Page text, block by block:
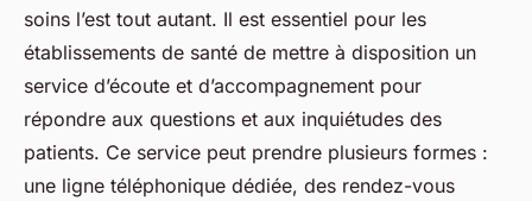
soins l’est tout autant. Il est essentiel pour les
établissements de santé de mettre à disposition un
service d’écoute et d’accompagnement pour
répondre aux questions et aux inquiétudes des
patients. Ce service peut prendre plusieurs formes :
une ligne téléphonique dédiée, des rendez-vous